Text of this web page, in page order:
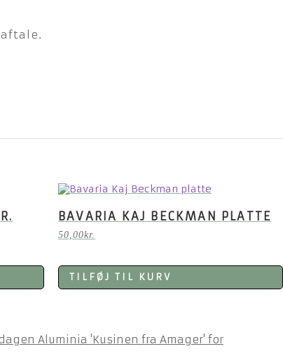
BAVARIA KAJ BECKMAN PLATTE
50,00kr.
TILFØJ TIL KURV
Aluminia 'Kusinen fra Amager' for